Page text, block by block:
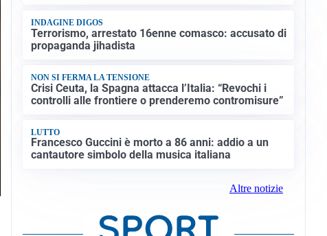
INDAGINE DIGOS
Terrorismo, arrestato 16enne comasco: accusato di
propaganda jihadista
NON SI FERMA LA TENSIONE
Crisi Ceuta, la Spagna attacca l’Italia: “Revochi i
controlli alle frontiere o prenderemo contromisure”
LUTTO
Francesco Guccini è morto a 86 anni: addio a un
cantautore simbolo della musica italiana
Altre notizie